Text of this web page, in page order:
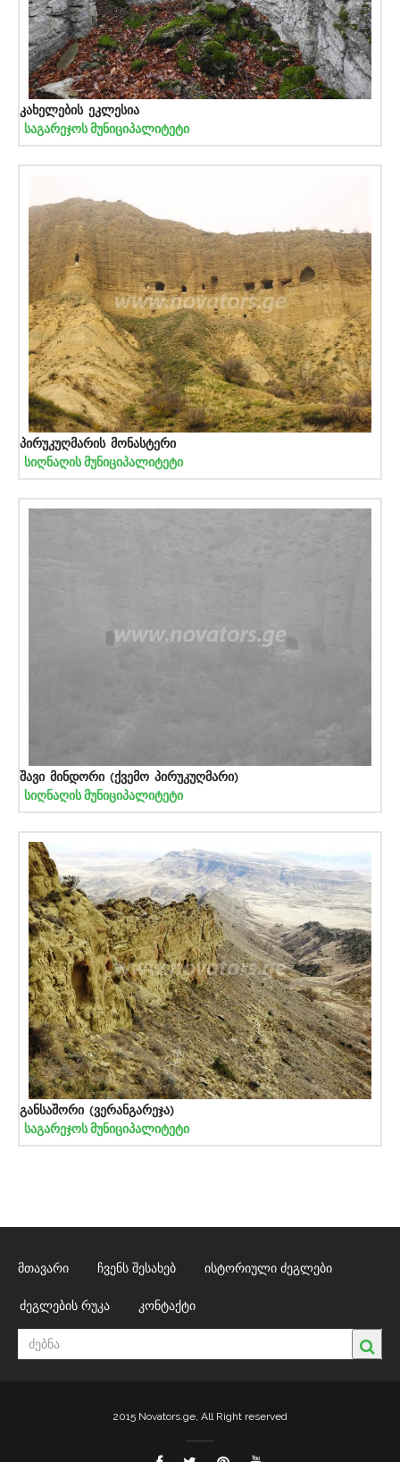
კახელების ეკლესია
საგარეჯოს მუნიციპალიტეტი
პირუკუღმარის მონასტერი
სიღნაღის მუნიციპალიტეტი
შავი მინდორი (ქვემო პირუკუღმარი)
სიღნაღის მუნიციპალიტეტი
განსაშორი (ვერანგარეჯა)
საგარეჯოს მუნიციპალიტეტი
მთავარი ჩვენს შესახებ ისტორიული ძეგლები
ძეგლების რუკა კონტაქტი
2015 Novators.ge, All Right reserved